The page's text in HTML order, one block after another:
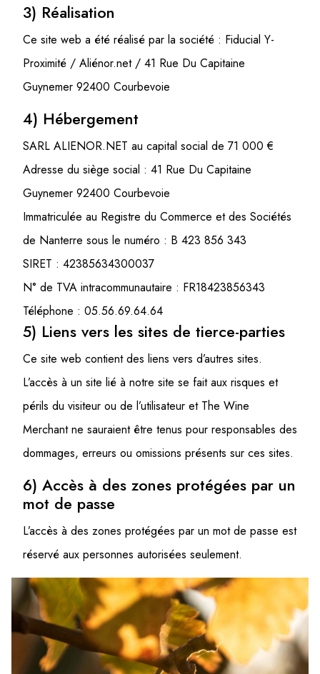
3) Réalisation
Ce site web a été réalisé par la société : Fiducial Y-
Proximité / Aliénor.net / 41 Rue Du Capitaine
Guynemer 92400 Courbevoie
4) Hébergement
SARL ALIENOR.NET au capital social de 71 000 €
Adresse du siège social : 41 Rue Du Capitaine
Guynemer 92400 Courbevoie
Immatriculée au Registre du Commerce et des Sociétés
de Nanterre sous le numéro : B 423 856 343
SIRET : 42385634300037
N° de TVA intracommunautaire : FR18423856343
Téléphone : 05.56.69.64.64
5) Liens vers les sites de tierce-parties
Ce site web contient des liens vers d’autres sites.
L’accès à un site lié à notre site se fait aux risques et
périls du visiteur ou de l’utilisateur et The Wine
Merchant ne sauraient être tenus pour responsables des
dommages, erreurs ou omissions présents sur ces sites.
6) Accès à des zones protégées par un
mot de passe
L’accès à des zones protégées par un mot de passe est
réservé aux personnes autorisées seulement.